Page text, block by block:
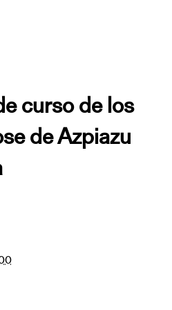
curso de los
de Azpiazu